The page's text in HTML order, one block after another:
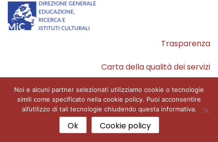
Trasparenza
Carta della qualità dei servizi
Accessibilità
© 2026 Fondazione Primoli
Noi e alcuni partner selezionati utilizziamo cookie o tecnologie
simili come specificato nella cookie policy. Puoi acconsentire
all’utilizzo di tali tecnologie chiudendo questa informativa.
Ok Cookie policy